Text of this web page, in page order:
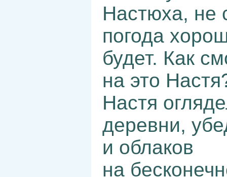
Настюха, не
погода
будет. Как
на это
Настя
деревни,
и облаков
на